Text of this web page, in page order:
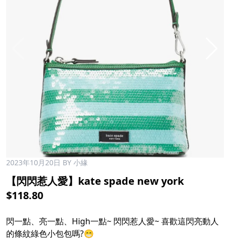
2023年10月20日 BY 小緣
【閃閃惹人愛】kate spade new york ​
$118.80
閃一點、亮一點、High一點~ 閃閃惹人愛~ 喜歡這閃亮動人
的條紋綠色小包包嗎?😁